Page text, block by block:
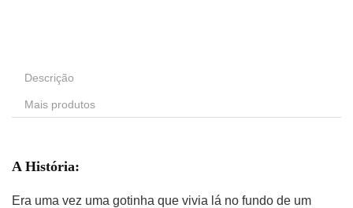
Descrição
Mais produtos
A História:
Era uma vez uma gotinha que vivia lá no fundo de um